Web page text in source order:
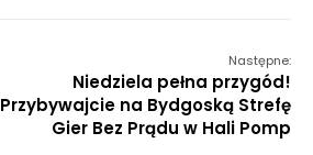
Następne:
Niedziela pełna przygód!
Przybywajcie na Bydgoską Strefę
Gier Bez Prądu w Hali Pomp